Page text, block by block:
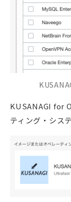
KUSANAGI for
ティング・シス